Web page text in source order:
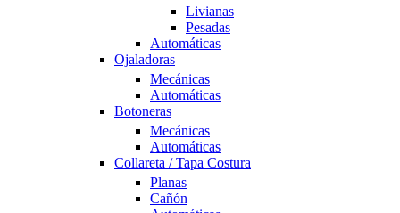
Livianas
Pesadas
Automáticas
Ojaladoras
Mecánicas
Automáticas
Botoneras
Mecánicas
Automáticas
Collareta / Tapa Costura
Planas
Cañón